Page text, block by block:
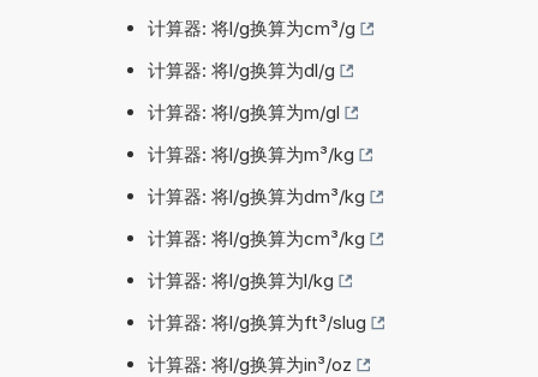
计算器: 将l/g换算为cm³/g
计算器: 将l/g换算为dl/g
计算器: 将l/g换算为m/gl
计算器: 将l/g换算为m³/kg
计算器: 将l/g换算为dm³/kg
计算器: 将l/g换算为cm³/kg
计算器: 将l/g换算为l/kg
计算器: 将l/g换算为ft³/slug
计算器: 将l/g换算为in³/oz